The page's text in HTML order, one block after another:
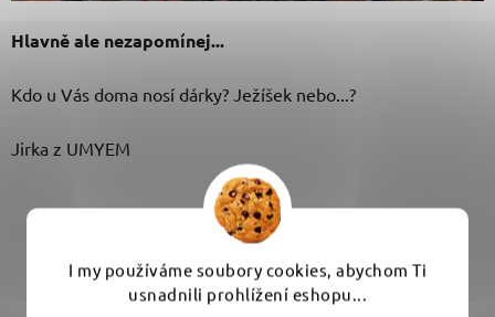
I my používáme soubory cookies, abychom Ti
usnadnili prohlížení eshopu...
Hlavně ale nezapomínej...
Kdo u Vás doma nosí dárky? Ježíšek nebo...?
Jirka z UMYEM